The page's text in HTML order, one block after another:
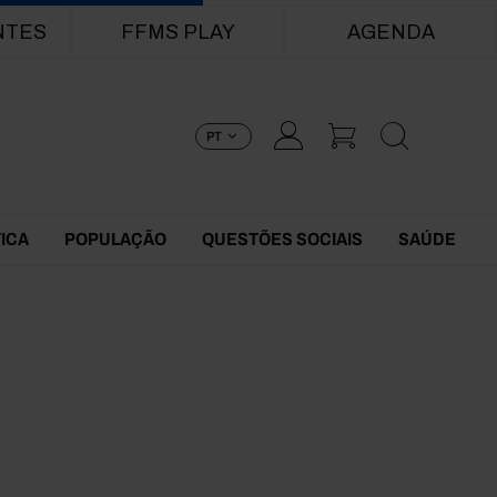
FFMS PLAY AGENDA
PT
POPULAÇÃO QUESTÕES SOCIAIS SAÚDE